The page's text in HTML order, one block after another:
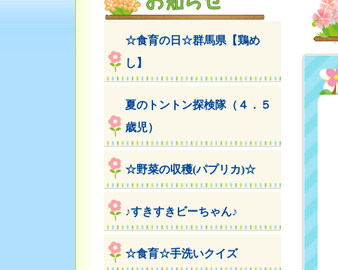
☆食育の日☆群馬県【鶏め
し】
夏のトントン探検隊（４．５
歳児）
☆野菜の収穫(パプリカ)☆
♪すきすきビーちゃん♪
☆食育☆手洗いクイズ